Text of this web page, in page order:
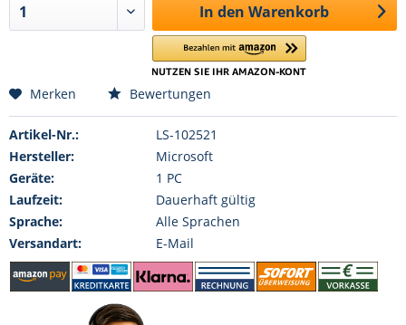
In den Warenkorb
Merken Bewertungen
Artikel-Nr.:
LS-102521
Hersteller:
Microsoft
Geräte:
1 PC
Laufzeit:
Dauerhaft gültig
Sprache:
Alle Sprachen
Versandart:
E-Mail